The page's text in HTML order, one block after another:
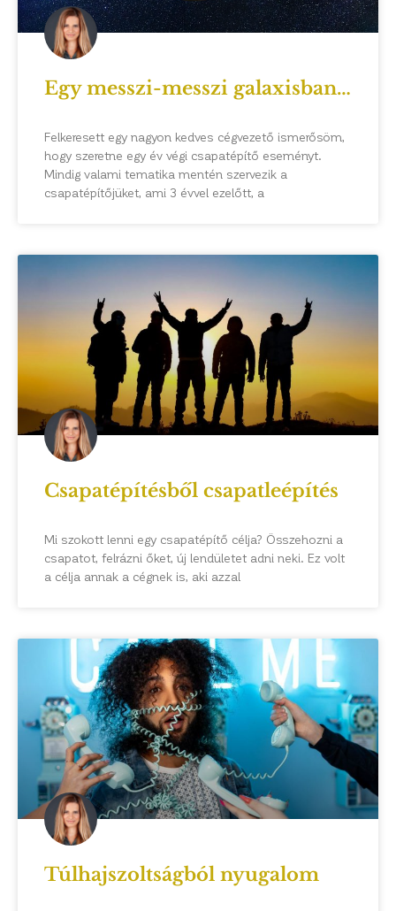
Egy messzi-messzi galaxisban…
Felkeresett egy nagyon kedves cégvezető ismerősöm,
hogy szeretne egy év végi csapatépítő eseményt.
Mindig valami tematika mentén szervezik a
csapatépítőjüket, ami 3 évvel ezelőtt, a
Csapatépítésből csapatleépítés
Mi szokott lenni egy csapatépítő célja? Összehozni a
csapatot, felrázni őket, új lendületet adni neki. Ez volt
a célja annak a cégnek is, aki azzal
Túlhajszoltságból nyugalom